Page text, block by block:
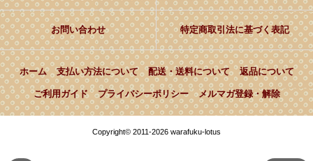
お問い合わせ 特定商取引法に基づく表記
ホーム 支払い方法について 配送・送料について 返品について
ご利用ガイド プライバシーポリシー メルマガ登録・解除
Copyright© 2011-2026 warafuku-lotus